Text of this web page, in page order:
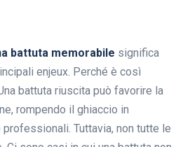
battuta memorabile significa
enjeux. Perché è così
battuta riuscita può favorire la
rompendo il ghiaccio in
Tuttavia, non tutte le